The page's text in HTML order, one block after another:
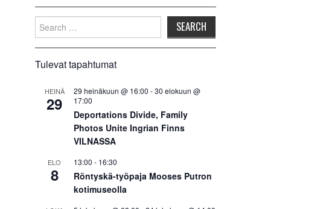
Search
for:
Tulevat tapahtumat
HEINÄ
29
29 heinäkuun @ 16:00 -30 elokuun @
17:00
Deportations Divide, Family
Photos Unite Ingrian Finns
VILNASSA
ELO
8
13:00 - 16:30
Röntyskä-työpaja Mooses Putron
kotimuseolla